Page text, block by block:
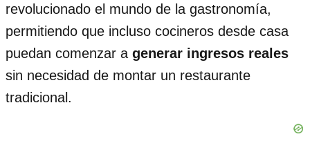
revolucionado el mundo de la gastronomía,
permitiendo que incluso cocineros desde casa
puedan comenzar a generar ingresos reales
sin necesidad de montar un restaurante
tradicional.